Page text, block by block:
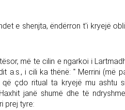
e shenjta, ëndërron t'i kryejë
më te cilin e ngarkoi i
a.s., i cili ka thënë: " Merrini (më
që çdo ritual ta kryejë mu ashtu
janë shumë dhe të
prej tyre: